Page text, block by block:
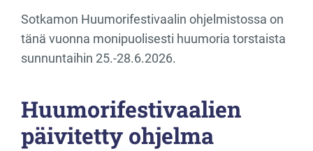
Sotkamon Huumorifestivaalin ohjelmistossa on
tänä vuonna monipuolisesti huumoria torstaista
sunnuntaihin 25.-28.6.2026.
Huumorifestivaalien
päivitetty ohjelma